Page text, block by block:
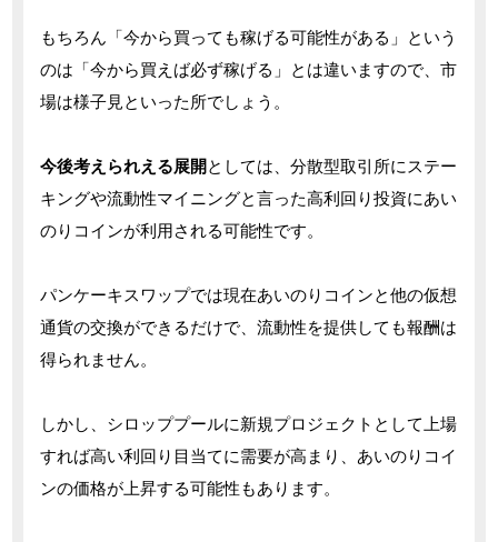
もちろん「今から買っても稼げる可能性がある」という
のは「今から買えば必ず稼げる」とは違いますので、市
場は様子見といった所でしょう。
今後考えられえる展開 としては、分散型取引所にステー
キングや流動性マイニングと言った高利回り投資にあい
のりコインが利用される可能性です。
パンケーキスワップでは現在あいのりコインと他の仮想
通貨の交換ができるだけで、流動性を提供しても報酬は
得られません。
しかし、シロッププールに新規プロジェクトとして上場
すれば高い利回り目当てに需要が高まり、あいのりコイ
ンの価格が上昇する可能性もあります。